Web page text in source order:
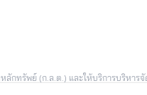
กทรัพย์ (ก.ล.ต.) และให้บริการบริหาร
คำเชิญชวน หรือการชักชวนให้ลงทุนห